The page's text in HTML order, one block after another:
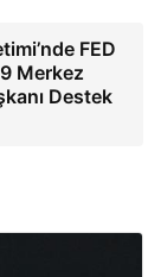
FED
Merkez
Destek